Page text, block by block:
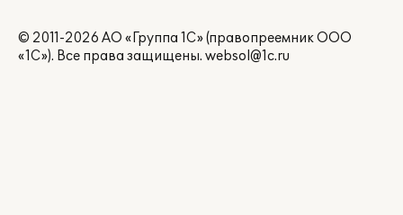
© 2011-2026 АО «Группа 1С» (правопреемник ООО
«1С»). Все права защищены. websol@1c.ru